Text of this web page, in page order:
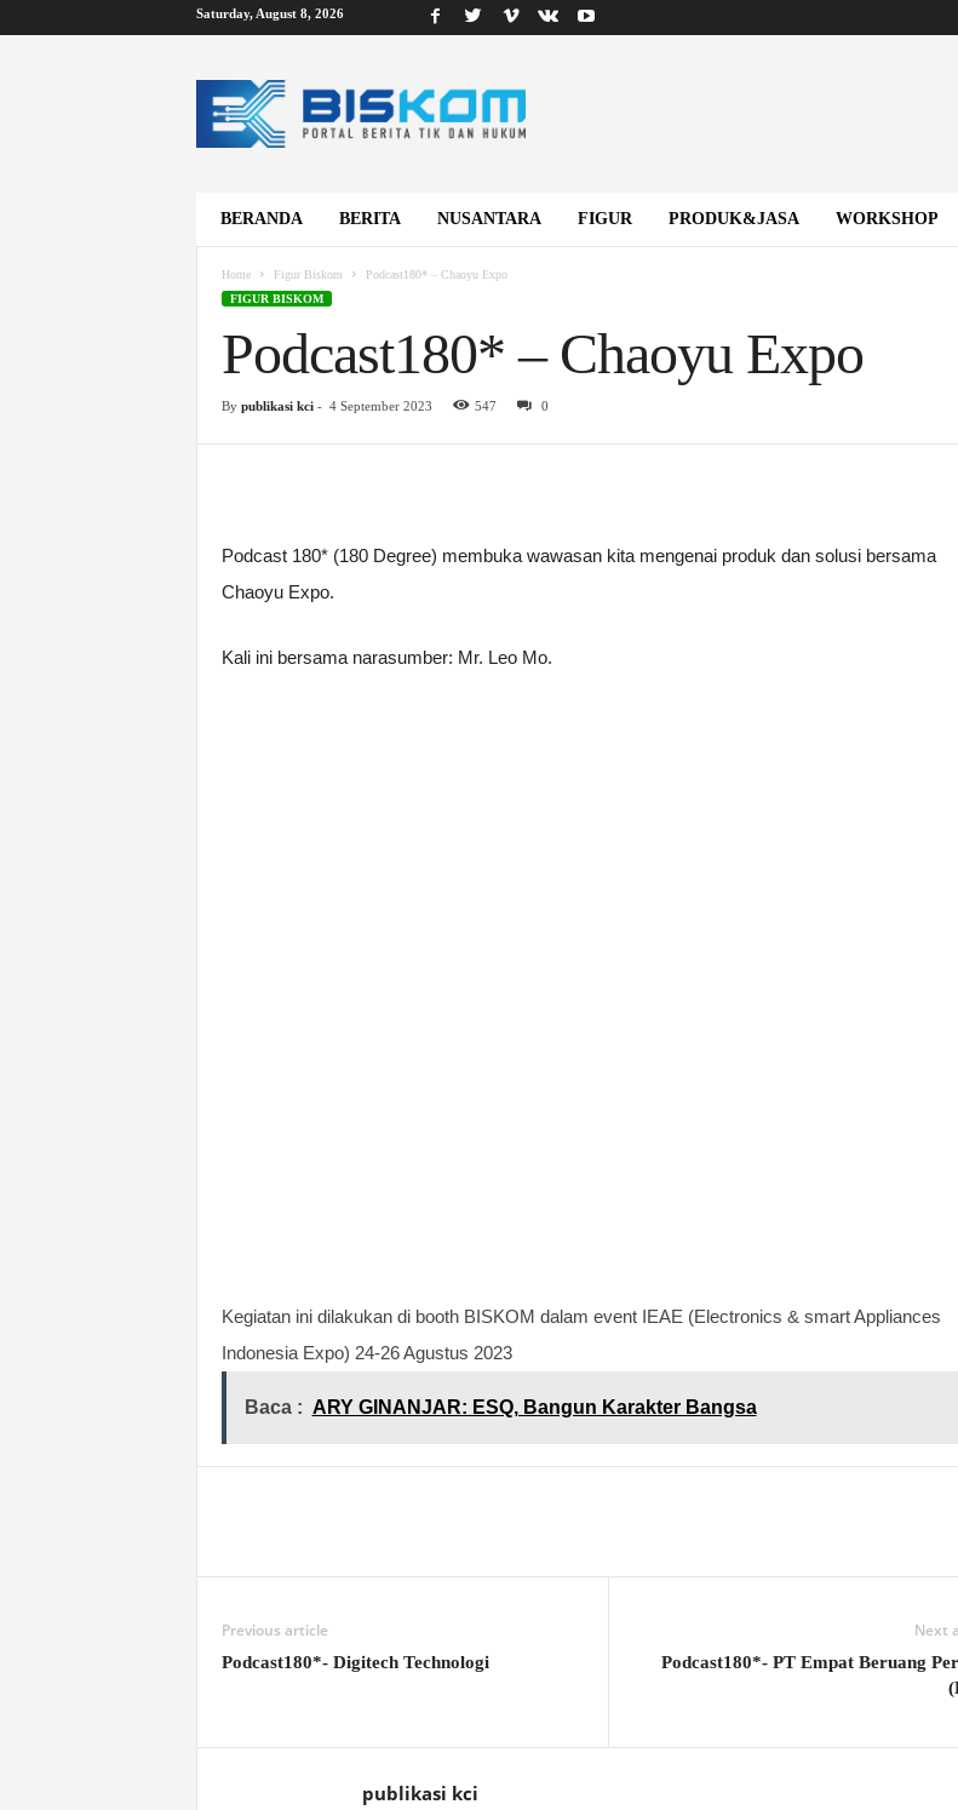
Saturday, August 8, 2026
i
BERANDA
BERITA NUSANTARA FIGUR PRODUK&JASA WORKSHOP
Home Figur Biskom
Podcast180* – Chaoyu Expo
FIGUR BISKOM
Podcast180* – Chaoyu Expo
By publikasi kci- 4 September 2023 547 0
Podcast 180* (180 Degree) membuka wawasan kita mengenai produk dan solusi bersama
Chaoyu Expo.
Kali ini bersama narasumber: Mr. Leo Mo.
Kegiatan ini dilakukan di booth BISKOM dalam event IEAE (Electronics & smart Appliances
Indonesia Expo) 24-26 Agustus 2023
Baca : ARY GINANJAR: ESQ, Bangun Karakter Bangsa
Previous article
Podcast180*- Digitech Technologi
Next
Podcast180*- PT Empat Beruang
publikasi kci